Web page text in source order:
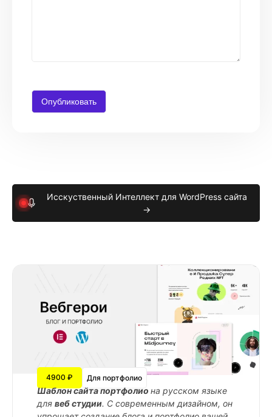
Исскуственный Интеллект для WordPress сайта
→
4900 ₽ Для портфолио
Шаблон сайта портфолио на русском языке
для веб студии. С современным дизайном, он